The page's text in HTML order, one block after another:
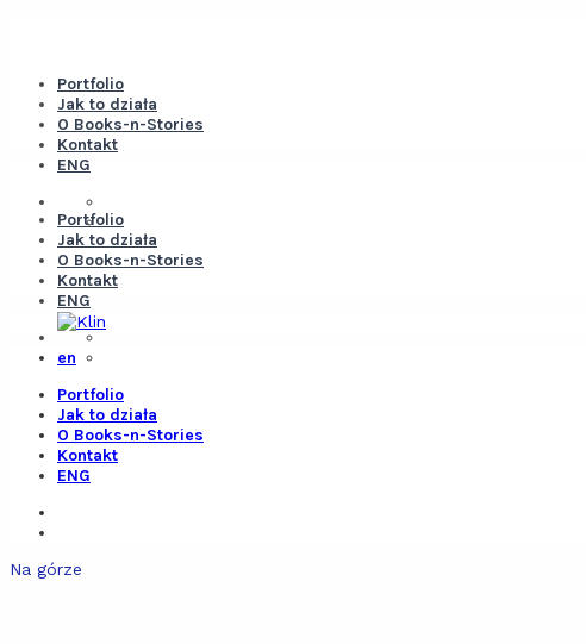
Portfolio
Jak to działa
O Books-n-Stories
Kontakt
ENG
Portfolio
Jak to działa
O Books-n-Stories
Kontakt
ENG
en
Portfolio
Jak to działa
O Books-n-Stories
Kontakt
ENG
Na górze